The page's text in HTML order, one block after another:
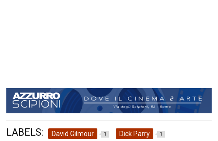
LABELS: David Gilmour 1 Dick Parry 1